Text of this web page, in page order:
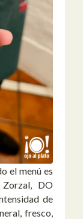
el menú es
DO
de
fresco,